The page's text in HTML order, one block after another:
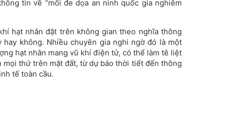
tin về “mối đe dọa an ninh quốc gia nghiêm
hạt nhân đặt trên không gian theo nghĩa thông
hay không. Nhiều chuyên gia nghi ngờ đó là một
hạt nhân mang vũ khí điện tử, có thể làm tê liệt
mọi thứ trên mặt đất, từ dự báo thời tiết đến thông
tế toàn cầu.